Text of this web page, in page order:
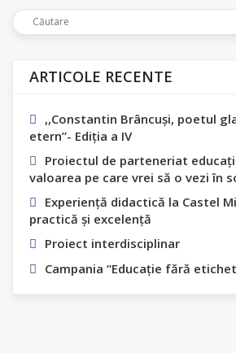
ARTICOLE RECENTE
,,Constantin Вrâncuși, poetul
etern”- Ediția а IV
Proiectul de parteneriat
valoarea pe care vrei să o vezi în
Experiență didactică la Castel
practică și excelență
Proiect interdisciplinar
Campania “Educație fără